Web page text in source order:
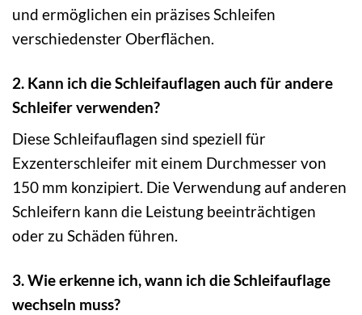
und ermöglichen ein präzises Schleifen
verschiedenster Oberflächen.
2. Kann ich die Schleifauflagen auch für andere
Schleifer verwenden?
Diese Schleifauflagen sind speziell für
Exzenterschleifer mit einem Durchmesser von
150 mm konzipiert. Die Verwendung auf anderen
Schleifern kann die Leistung beeinträchtigen
oder zu Schäden führen.
3. Wie erkenne ich, wann ich die Schleifauflage
wechseln muss?